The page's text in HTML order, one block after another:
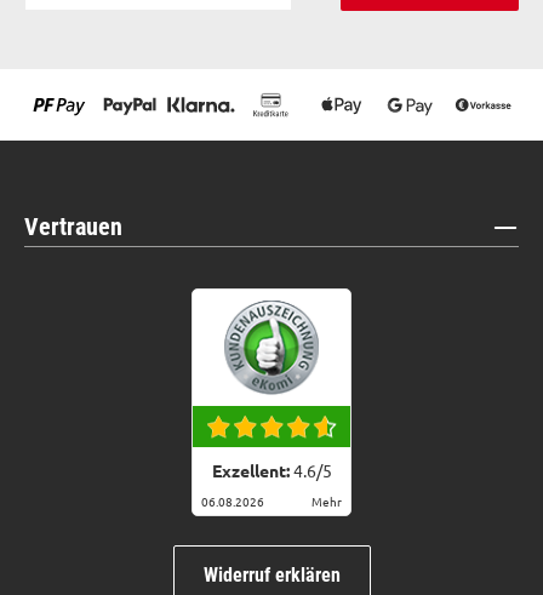
Vertrauen
Exzellent:4.6/5
06.08.2026 Mehr
Widerruf erklären